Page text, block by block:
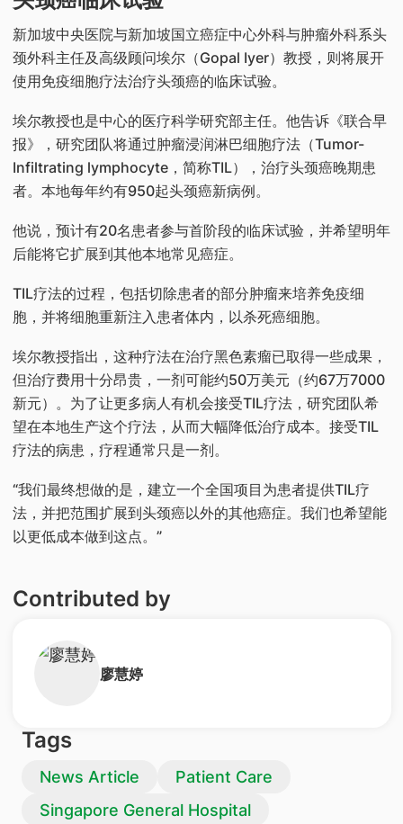
新加坡中央医院与新加坡国立癌症中心外科与肿瘤外科系头
颈外科主任及高级顾问埃尔（Gopal Iyer）教授，则将展开
使用免疫细胞疗法治疗头颈癌的临床试验。
埃尔教授也是中心的医疗科学研究部主任。他告诉《联合早
报》，研究团队将通过肿瘤浸润淋巴细胞疗法（Tumor-
Infiltrating lymphocyte，简称TIL），治疗头颈癌晚期患
者。本地每年约有950起头颈癌新病例。
他说，预计有20名患者参与首阶段的临床试验，并希望明年
后能将它扩展到其他本地常见癌症。
TIL疗法的过程，包括切除患者的部分肿瘤来培养免疫细
胞，并将细胞重新注入患者体内，以杀死癌细胞。
埃尔教授指出，这种疗法在治疗黑色素瘤已取得一些成果，
但治疗费用十分昂贵，一剂可能约50万美元（约67万7000
新元）。为了让更多病人有机会接受TIL疗法，研究团队希
望在本地生产这个疗法，从而大幅降低治疗成本。接受TIL
疗法的病患，疗程通常只是一剂。
“我们最终想做的是，建立一个全国项目为患者提供TIL疗
法，并把范围扩展到头颈癌以外的其他癌症。我们也希望能
以更低成本做到这点。”
Contributed by
廖慧婷
Tags
News Article
Patient Care
Singapore General Hospital